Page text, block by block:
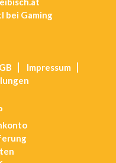
bei Gaming
Impressum